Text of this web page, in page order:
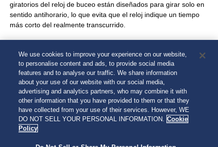
giratorios del reloj de buceo están diseñados para girar solo en
sentido antihorario, lo que evita que el reloj indique un tiempo
más corto del realmente transcurrido.
Asegúrese de comprobar correctamente el aire restante en la
botella antes de la inmersión. Utilice la visualización del tiempo
transcurrido del bisel giratorio solo como orientación durante la
inmersión.
We use cookies to improve your experience on our website,
to personalise content and ads, to provide social media
features and to analyse our traffic. We share information
about your use of our website with our social media,
advertising and analytics partners, who may combine it with
other information that you have provided to them or that they
have collected from your use of their services. However, WE
DO NOT SELL YOUR PERSONAL INFORMATION. Cookie
Policy